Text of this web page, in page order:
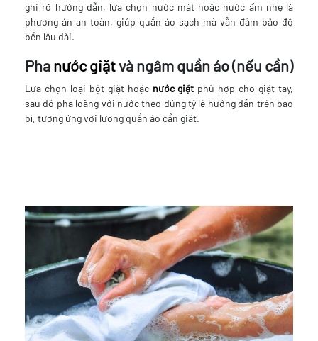
ghi rõ hướng dẫn, lựa chọn nước mát hoặc nước ấm nhẹ là
phương án an toàn, giúp quần áo sạch mà vẫn đảm bảo độ
bền lâu dài.
Phanước giặtvà ngâm quần áo (nếu cần)
Lựa chọn loại bột giặt hoặc nước giặt phù hợp cho giặt tay,
sau đó pha loãng với nước theo đúng tỷ lệ hướng dẫn trên bao
bì, tương ứng với lượng quần áo cần giặt.